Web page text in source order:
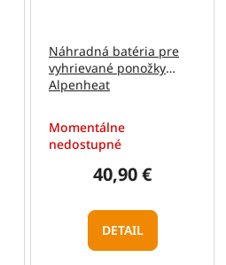
Náhradná batéria pre
vyhrievané ponožky
Alpenheat
Momentálne
nedostupné
40,90 €
DETAIL